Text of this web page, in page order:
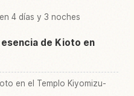
4 días y 3 noches
esencia de Kioto en
en el Templo Kiyomizu-